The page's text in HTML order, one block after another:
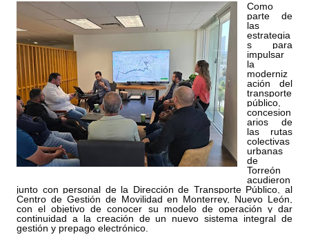
Como
parte de
las
estrategia
s para
impulsar
la
moderniz
ación del
transporte
público,
concesion
arios de
las rutas
colectivas
urbanas
de
Torreón
acudieron
junto con personal de la Dirección de Transporte Público, al
Centro de Gestión de Movilidad en Monterrey, Nuevo León,
con el objetivo de conocer su modelo de operación y dar
continuidad a la creación de un nuevo sistema integral de
gestión y prepago electrónico.